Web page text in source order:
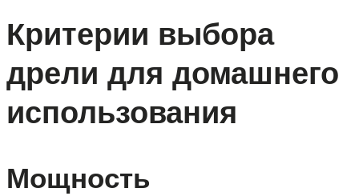
Критерии выбора
дрели для домашнего
использования
Мощность